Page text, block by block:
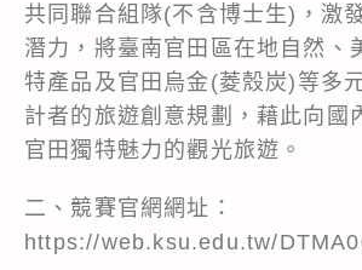
共同聯合組隊(不含博士生)，激
潛力，將臺南官田區在地自然、
特產品及官田烏金(菱殼炭)等多
計者的旅遊創意規劃，藉此向國
官田獨特魅力的觀光旅遊。
二、競賽官網網址：
https://web.ksu.edu.tw/